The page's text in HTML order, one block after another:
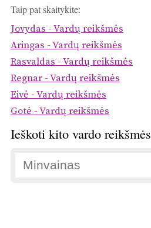
Taip pat skaitykite:
Jovydas - Vardų reikšmės
Aringas - Vardų reikšmės
Rasvaldas - Vardų reikšmės
Regnar - Vardų reikšmės
Eivė - Vardų reikšmės
Gotė - Vardų reikšmės
Ieškoti kito vardo reikšmės